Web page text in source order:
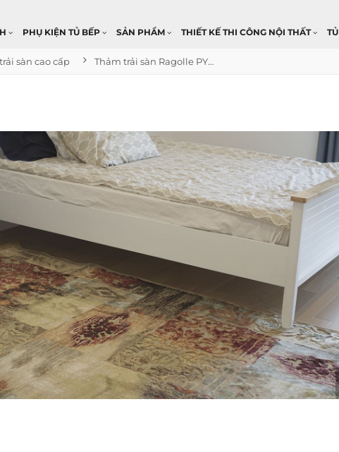
PHỤ KIỆN TỦ BẾP SẢN PHẨM THIẾT KẾ THI CÔNG NỘI THẤT
sàn cao cấp Thảm trải sàn Ragolle PYRAMID 1